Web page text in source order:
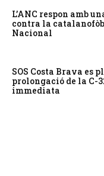
L’ANC respon amb
contra la
Nacional
SOS Costa Brava es
prolongació de la C-
immediata